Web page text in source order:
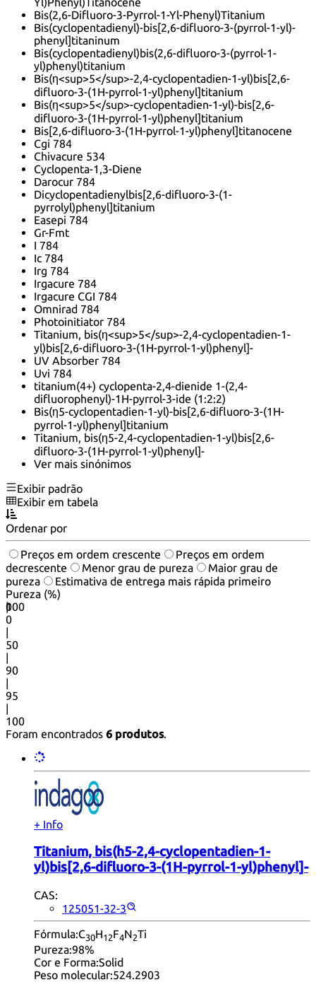
Bis(2,6-Difluoro-3-Pyrrol-1-Yl-Phenyl)Titanium
Bis(cyclopentadienyl)-bis[2,6-difluoro-3-(pyrrol-1-yl)-
phenyl]titaninum
Bis(cyclopentadienyl)bis(2,6-difluoro-3-(pyrrol-1-
yl)phenyl)titanium
Bis(η<sup>5</sup>-2,4-cyclopentadien-1-yl)bis[2,6-
difluoro-3-(1H-pyrrol-1-yl)phenyl]titanium
Bis(η<sup>5</sup>-cyclopentadien-1-yl)-bis[2,6-
difluoro-3-(1H-pyrrol-1-yl)phenyl]titanium
Bis[2,6-difluoro-3-(1H-pyrrol-1-yl)phenyl]titanocene
Cgi 784
Chivacure 534
Cyclopenta-1,3-Diene
Darocur 784
Dicyclopentadienylbis[2,6-difluoro-3-(1-
pyrrolyl)phenyl]titanium
Easepi 784
Gr-Fmt
I 784
Ic 784
Irg 784
Irgacure 784
Irgacure CGI 784
Omnirad 784
Photoinitiator 784
Titanium, bis(η<sup>5</sup>-2,4-cyclopentadien-1-
yl)bis[2,6-difluoro-3-(1H-pyrrol-1-yl)phenyl]-
UV Absorber 784
Uvi 784
titanium(4+) cyclopenta-2,4-dienide 1-(2,4-
difluorophenyl)-1H-pyrrol-3-ide (1:2:2)
Bis(η5-cyclopentadien-1-yl)-bis[2,6-difluoro-3-(1H-
pyrrol-1-yl)phenyl]titanium
Titanium, bis(η5-2,4-cyclopentadien-1-yl)bis[2,6-
difluoro-3-(1H-pyrrol-1-yl)phenyl]-
Ver mais sinónimos
Exibir padrão
Exibir em tabela
Ordenar por
Preços em ordem crescente
Preços em ordem
decrescente
Menor grau de pureza
Maior grau de
pureza
Estimativa de entrega mais rápida primeiro
Pureza (%)
0
100
|
0
|
50
|
90
|
95
|
100
Foram encontrados 6 produtos.
+ Info
Titanium, bis(h5-2,4-cyclopentadien-1-
yl)bis[2,6-difluoro-3-(1H-pyrrol-1-yl)phenyl]-
CAS:
125051-32-3
Fórmula:C30H12F4N2Ti
Pureza:98%
Cor e Forma:Solid
Peso molecular:524.2903